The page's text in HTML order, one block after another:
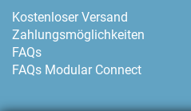
Kostenloser Versand
Zahlungsmöglichkeiten
FAQs
FAQs Modular Connect